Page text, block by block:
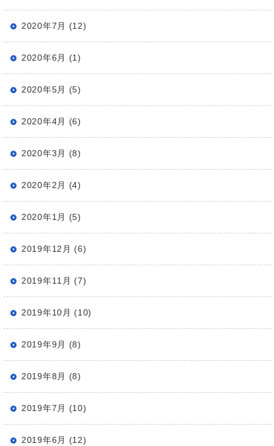
2020年7月 (12)
2020年6月 (1)
2020年5月 (5)
2020年4月 (6)
2020年3月 (8)
2020年2月 (4)
2020年1月 (5)
2019年12月 (6)
2019年11月 (7)
2019年10月 (10)
2019年9月 (8)
2019年8月 (8)
2019年7月 (10)
2019年6月 (12)